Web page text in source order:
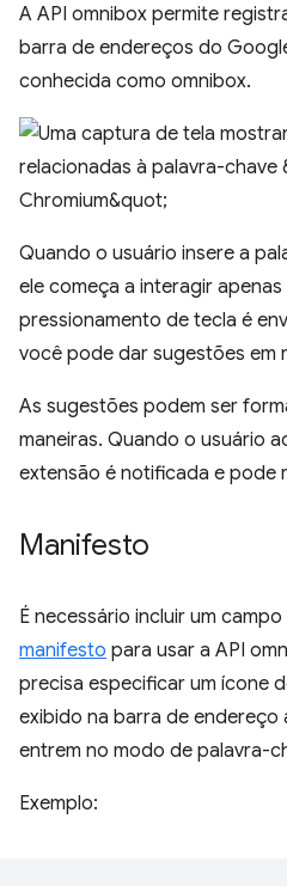
A API omnibox permite
barra de endereços do
conhecida como omnibox.
Quando o usuário insere a
ele começa a interagir
pressionamento de tecla é
você pode dar sugestões em
As sugestões podem ser
maneiras. Quando o usuário
extensão é notificada e pode
Manifesto
É necessário incluir um campo
manifesto para usar a API
precisa especificar um ícone
exibido na barra de endereço
entrem no modo de palavra-
Exemplo: